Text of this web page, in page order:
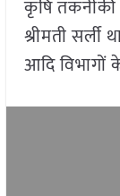
कृषि तकनीकी
श्रीमती सर्ली
आदि विभागों